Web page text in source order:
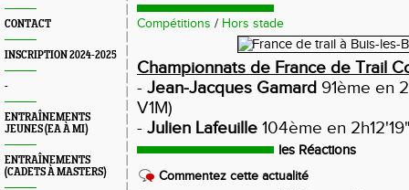
CONTACT
INSCRIPTION 2024-2025
-
ENTRAÎNEMENTS
JEUNES (EA À MI)
ENTRAÎNEMENTS
(CADETS À MASTERS)
Compétitions / Hors stade
Championnats de France de Trail
- Jean-Jacques Gamard 91ème en
V1M)
- Julien Lafeuille 104ème en
les Réactions
Commentez cette actualité